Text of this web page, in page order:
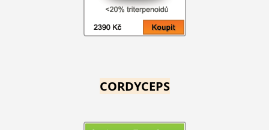
CORDYCEPS